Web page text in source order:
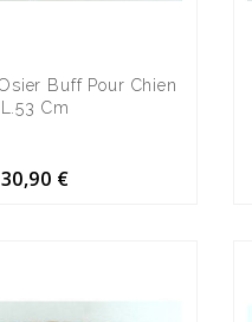
Buff Pour Chien
L.53 Cm
30,90 €